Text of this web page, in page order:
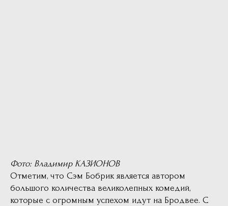
Фото: Владимир КАЗИОНОВ
Отметим, что Сэм Бобрик является автором
большого количества великолепных комедий,
которые с огромным успехом идут на Бродвее. С